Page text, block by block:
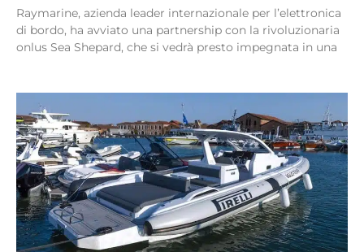
Raymarine, azienda leader internazionale per l’elettronica
di bordo, ha avviato una partnership con la rivoluzionaria
onlus Sea Shepard, che si vedrà presto impegnata in una